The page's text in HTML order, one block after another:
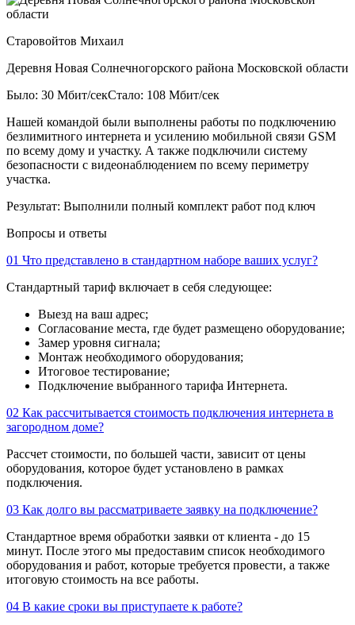
Старовойтов Михаил
Деревня Новая Солнечногорского района Московской области
Было: 30 Мбит/секСтало: 108 Мбит/сек
Нашей командой были выполнены работы по подключению
безлимитного интернета и усилению мобильной связи GSM
по всему дому и участку. А также подключили систему
безопасности с видеонаблюдением по всему периметру
участка.
Результат: Выполнили полный комплект работ под ключ
Вопросы и ответы
01 Что представлено в стандартном наборе ваших услуг?
Стандартный тариф включает в себя следующее:
Выезд на ваш адрес;
Согласование места, где будет размещено оборудование;
Замер уровня сигнала;
Монтаж необходимого оборудования;
Итоговое тестирование;
Подключение выбранного тарифа Интернета.
02 Как рассчитывается стоимость подключения интернета в
загородном доме?
Рассчет стоимости, по большей части, зависит от цены
оборудования, которое будет установлено в рамках
подключения.
03 Как долго вы рассматриваете заявку на подключение?
Стандартное время обработки заявки от клиента - до 15
минут. После этого мы предоставим список необходимого
оборудования и работ, которые требуется провести, а также
итоговую стоимость на все работы.
04 В какие сроки вы приступаете к работе?